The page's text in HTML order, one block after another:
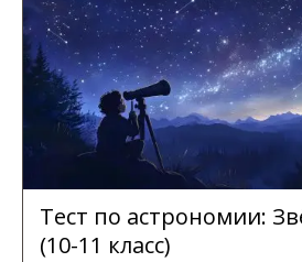
Тест по астрономии:
(10-11 класс)